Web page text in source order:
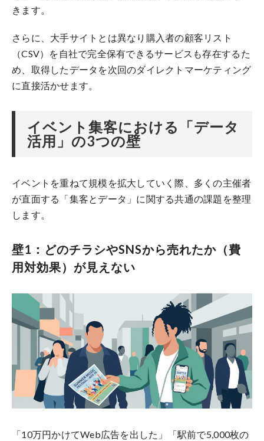
きます。
さらに、大手サイトとは異なり購入者の顧客リスト
（CSV）を自社で完全保有できるサービスも存在するた
め、取得したデータを次回のダイレクトマーケティング
に直接活かせます。
イベント集客における「データ
活用」の3つの壁
イベントを重ねて規模を拡大していく際、多くの主催者
が直面する「集客とデータ」に関する共通の課題を整理
します。
壁1：どのチラシやSNSから売れたか（費
用対効果）が見えない
「10万円かけてWeb広告を出した」「駅前で5,000枚の